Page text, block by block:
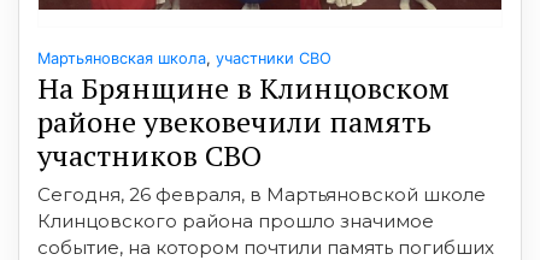
Мартьяновская школа, участники СВО
На Брянщине в Клинцовском
районе увековечили память
участников СВО
Сегодня, 26 февраля, в Мартьяновской школе
Клинцовского района прошло значимое
событие, на котором почтили память погибших